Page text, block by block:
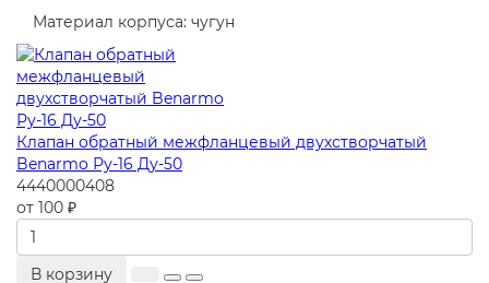
Материал корпуса: чугун
Клапан обратный межфланцевый двухстворчатый
Benarmo Ру-16 Ду-50
4440000408
от 100 ₽
В корзину